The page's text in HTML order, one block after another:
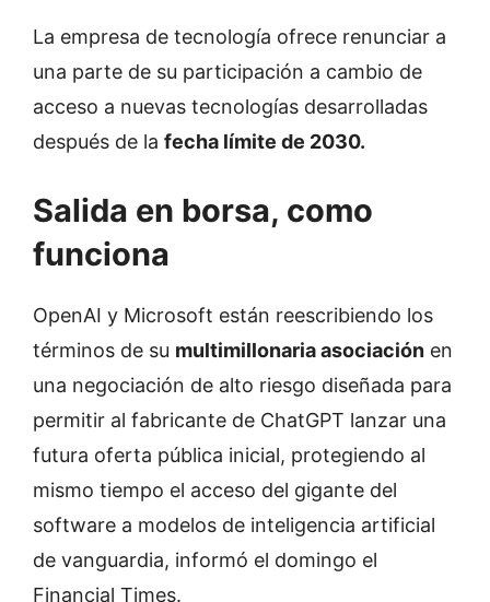
La empresa de tecnología ofrece renunciar a
una parte de su participación a cambio de
acceso a nuevas tecnologías desarrolladas
después de la fecha límite de 2030.
Salida en borsa, como
funciona
OpenAI y Microsoft están reescribiendo los
términos de su multimillonaria asociación en
una negociación de alto riesgo diseñada para
permitir al fabricante de ChatGPT lanzar una
futura oferta pública inicial, protegiendo al
mismo tiempo el acceso del gigante del
software a modelos de inteligencia artificial
de vanguardia, informó el domingo el
Financial Times.